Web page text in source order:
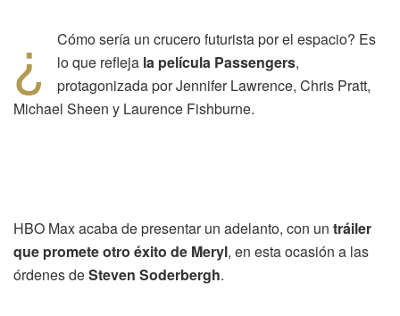
¿
Cómo sería un crucero futurista por el espacio? Es
lo que refleja la película Passengers,
protagonizada por Jennifer Lawrence, Chris Pratt,
Michael Sheen y Laurence Fishburne.
HBO Max acaba de presentar un adelanto, con un tráiler
que promete otro éxito de Meryl, en esta ocasión a las
órdenes deSteven Soderbergh.